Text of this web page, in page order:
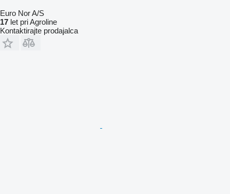
Euro Nor A/S
17 let pri Agroline
Kontaktirajte prodajalca